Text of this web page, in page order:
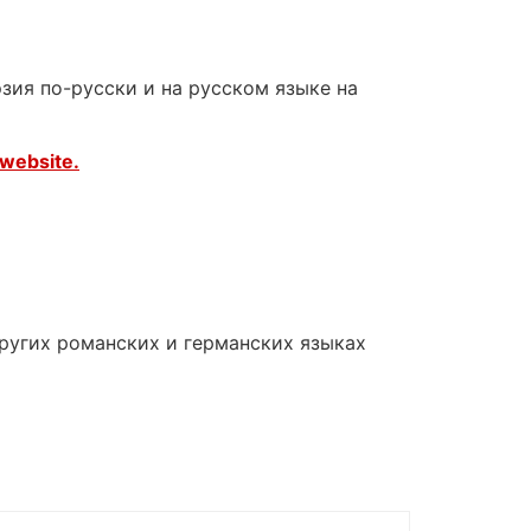
по-русски и на русском языке на
романских и германских языках